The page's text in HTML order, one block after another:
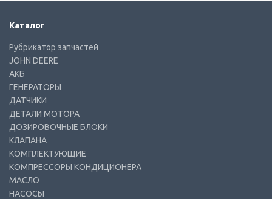
Каталог
Рубрикатор запчастей
JOHN DEERE
АКБ
ГЕНЕРАТОРЫ
ДАТЧИКИ
ДЕТАЛИ МОТОРА
ДОЗИРОВОЧНЫЕ БЛОКИ
КЛАПАНА
КОМПЛЕКТУЮЩИЕ
КОМПРЕССОРЫ КОНДИЦИОНЕРА
МАСЛО
НАСОСЫ